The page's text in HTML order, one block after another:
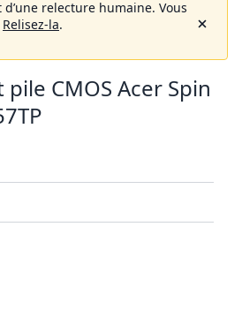
d’une relecture humaine. Vous
Relisez-la.
CMOS Acer Spin